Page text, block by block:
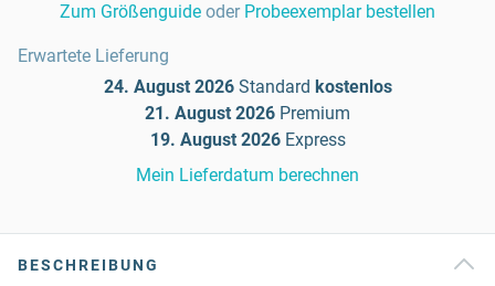
Zum Größenguide oder Probeexemplar bestellen
Erwartete Lieferung
24. August 2026 Standard kostenlos
21. August 2026 Premium
19. August 2026 Express
Mein Lieferdatum berechnen
BESCHREIBUNG